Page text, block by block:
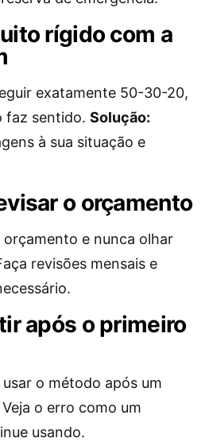
rígido com a
exatamente 50-30-20,
faz sentido. Solução:
à sua situação e
o orçamento
orçamento e nunca olhar
revisões mensais e
após o primeiro
usar o método após um
Veja o erro como um
usando.